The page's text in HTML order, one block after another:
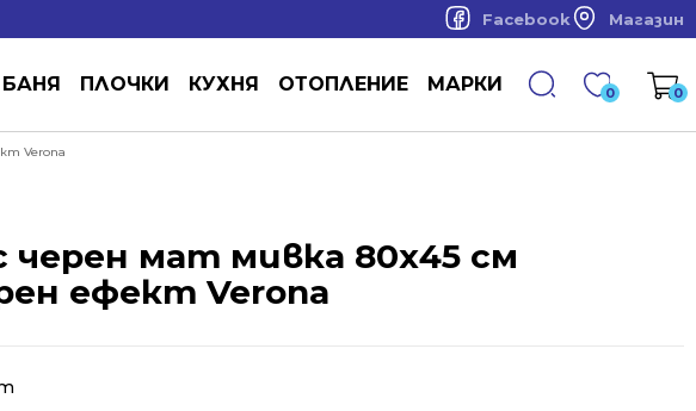
Facebook Магазин
ПЛОЧКИ КУХНЯ ОТОПЛЕНИЕ МАРКИ 0 0
Verona
черен мат мивка 80х45 см
ефект Verona